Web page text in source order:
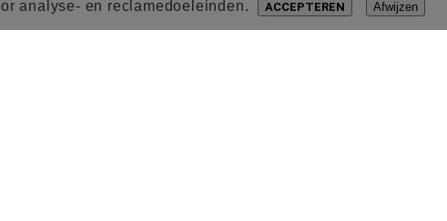
analyse- en reclamedoeleinden. ACCEPTEREN Afwijzen